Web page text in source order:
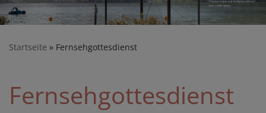
Startseite Fernsehgottesdienst
Fernsehgottesdienst